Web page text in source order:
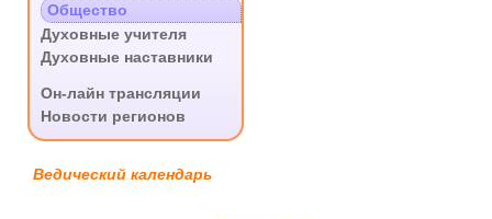
Общество
Духовные учителя
Духовные наставники
Он-лайн трансляции
Новости регионов
Ведический календарь